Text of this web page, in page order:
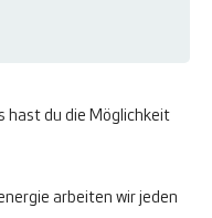
hast du die Möglichkeit
arbeiten wir jeden